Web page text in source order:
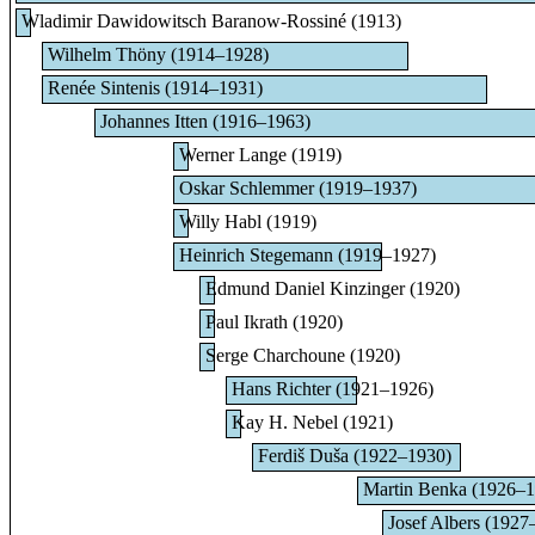
Wladimir Dawidowitsch Baranow-Rossiné (1913)
Wilhelm Thöny (1914–1928)
Renée Sintenis (1914–1931)
Johannes Itten (1916–1963)
Werner Lange (1919)
Oskar Schlemmer (1919–1937)
Willy Habl (1919)
Heinrich Stegemann (1919–1927)
Edmund Daniel Kinzinger (1920)
Paul Ikrath (1920)
Serge Charchoune (1920)
Hans Richter (1921–1926)
Kay H. Nebel (1921)
Ferdiš Duša (1922–1930)
Martin Benka
Josef Albers